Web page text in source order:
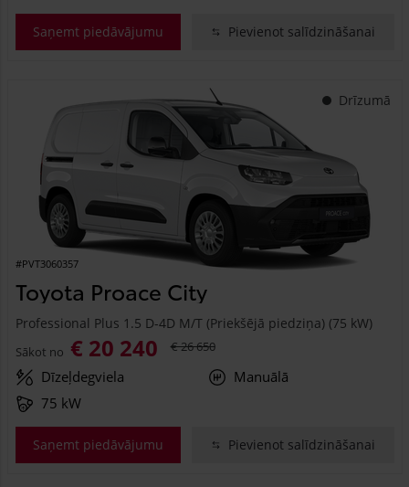
Saņemt piedāvājumu Pievienot salīdzināšanai
Drīzumā
#PVT3060357
Toyota Proace City
Professional Plus 1.5 D-4D M/T (Priekšējā piedziņa) (75 kW)
Sākot no € 20 240 € 26 650
Dīzeļdegviela
Manuālā
75 kW
Saņemt piedāvājumu Pievienot salīdzināšanai